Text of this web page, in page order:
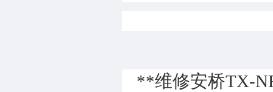
**维修安桥TX-